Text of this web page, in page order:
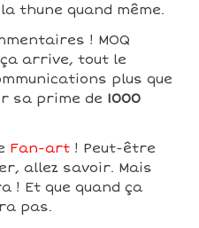
thune quand même.
! MOQ
arrive, tout le
plus que
sa prime de 1000
Fan-art ! Peut-être
allez savoir. Mais
! Et que quand ça
pas.